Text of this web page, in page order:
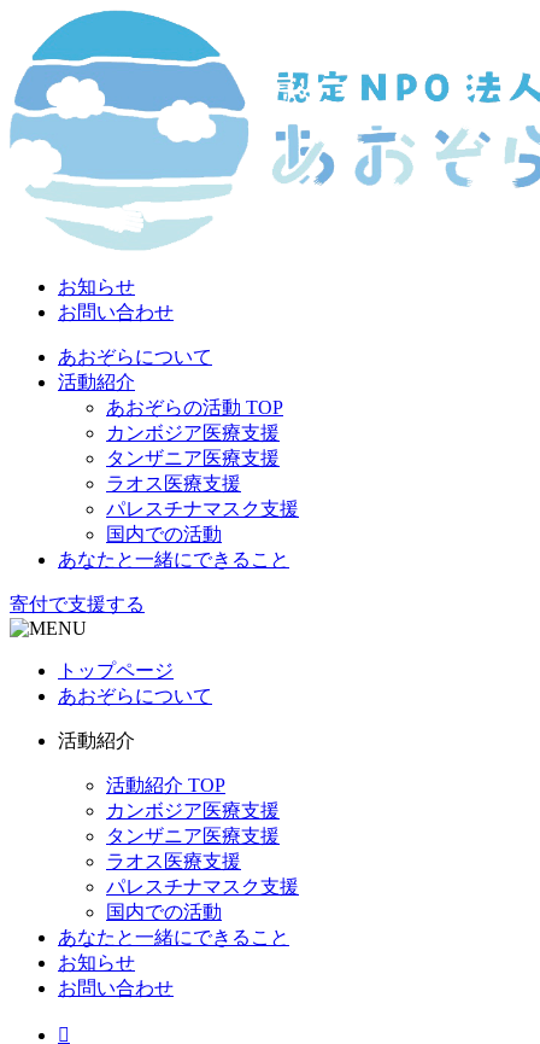
お知らせ
お問い合わせ
あおぞらについて
活動紹介
あおぞらの活動 TOP
カンボジア医療支援
タンザニア医療支援
ラオス医療支援
パレスチナマスク支援
国内での活動
あなたと一緒にできること
寄付で支援する
トップページ
あおぞらについて
活動紹介
活動紹介 TOP
カンボジア医療支援
タンザニア医療支援
ラオス医療支援
パレスチナマスク支援
国内での活動
あなたと一緒にできること
お知らせ
お問い合わせ